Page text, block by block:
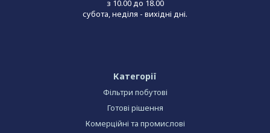
з 10.00 до 18.00
субота, неділя - вихідні дні.
Категорії
Фільтри побутові
Готові рішення
Комерційні та промислові